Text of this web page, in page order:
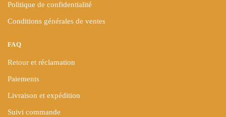
Politique de confidentialité
Conditions générales de ventes
FAQ
Retour et réclamation
Paiements
Livraison et expédition
Suivi commande